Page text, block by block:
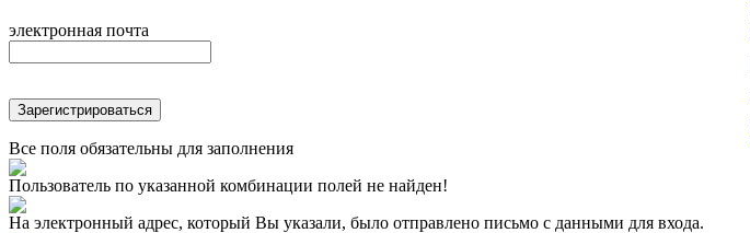
электронная почта
Зарегистрироваться
Все поля обязательны для заполнения
Пользователь по указанной комбинации полей не найден!
На электронный адрес, который Вы указали, было отправлено письмо с данными для входа.